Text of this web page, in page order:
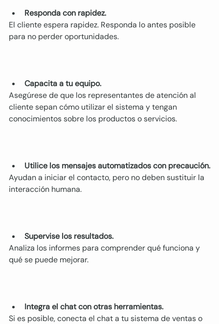
Responda con rapidez.
El cliente espera rapidez. Responda lo antes posible
para no perder oportunidades.
Capacita a tu equipo.
Asegúrese de que los representantes de atención al
cliente sepan cómo utilizar el sistema y tengan
conocimientos sobre los productos o servicios.
Utilice los mensajes automatizados con precaución.
Ayudan a iniciar el contacto, pero no deben sustituir la
interacción humana.
Supervise los resultados.
Analiza los informes para comprender qué funciona y
qué se puede mejorar.
Integra el chat con otras herramientas.
Si es posible, conecta el chat a tu sistema de ventas o